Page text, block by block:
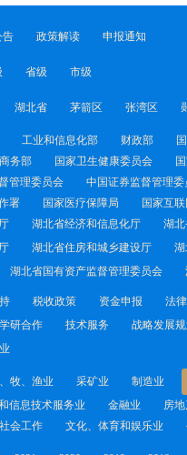
告 政策解读 申报通知
省级 市级
湖北省 茅箭区 张湾区
工业和信息化部 财政部
商务部 国家卫生健康委员会
管理委员会
中国证券监督管理委
署
国家医疗保障局
国家互
湖北省经济和信息化厅
湖
湖北省住房和城乡建设厅
湖北省国有资产监督管理委员会
税收政策 资金申报
法
研合作 技术服务
战略发展
牧、渔业 采矿业
制造业
信息技术服务业
金融业
房
会工作 文化、体育和娱乐业